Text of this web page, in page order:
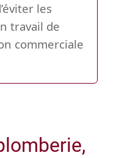
les
travail de
commerciale